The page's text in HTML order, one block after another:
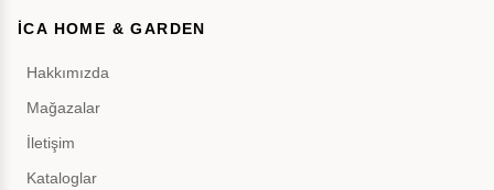
İCA HOME & GARDEN
Hakkımızda
Mağazalar
İletişim
Kataloglar